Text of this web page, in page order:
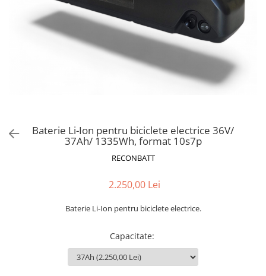
Accesorii acumulatori
Nichel
Suporti celule cilindrice Li-Ion
Alte materiale
Baterie Li-Ion pentru biciclete electrice 36V/
37Ah/ 1335Wh, format 10s7p
RECONBATT
2.250,00 Lei
Baterie Li-Ion pentru biciclete electrice.
Capacitate: